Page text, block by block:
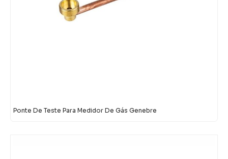
Ponte De Teste Para Medidor De Gás Genebre